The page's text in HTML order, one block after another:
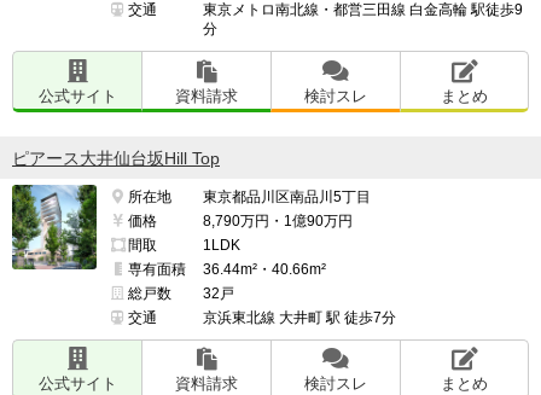
交通
東京メトロ南北線・都営三田線 白金高輪 駅徒歩9
分
公式サイト 資料請求 検討スレ まとめ
ピアース大井仙台坂Hill Top
所在地
東京都品川区南品川5丁目
価格
8,790万円・1億90万円
間取
1LDK
専有面積
36.44m²・40.66m²
総戸数
32戸
交通
京浜東北線 大井町 駅 徒歩7分
公式サイト 資料請求 検討スレ まとめ